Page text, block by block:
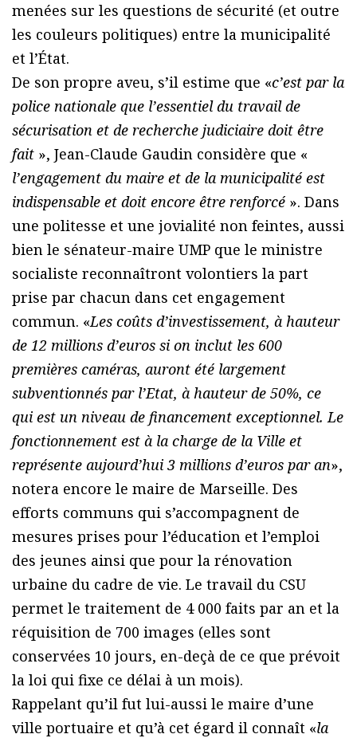
menées sur les questions de sécurité (et outre
les couleurs politiques) entre la municipalité
et l’État.
De son propre aveu, s’il estime que «c’est par la
police nationale que l’essentiel du travail de
sécurisation et de recherche judiciaire doit être
fait », Jean-Claude Gaudin considère que «
l’engagement du maire et de la municipalité est
indispensable et doit encore être renforcé ». Dans
une politesse et une jovialité non feintes, aussi
bien le sénateur-maire UMP que le ministre
socialiste reconnaîtront volontiers la part
prise par chacun dans cet engagement
commun. «Les coûts d’investissement, à hauteur
de 12 millions d’euros si on inclut les 600
premières caméras, auront été largement
subventionnés par l’Etat, à hauteur de 50%, ce
qui est un niveau de financement exceptionnel. Le
fonctionnement est à la charge de la Ville et
représente aujourd’hui 3 millions d’euros par an»,
notera encore le maire de Marseille. Des
efforts communs qui s’accompagnent de
mesures prises pour l’éducation et l’emploi
des jeunes ainsi que pour la rénovation
urbaine du cadre de vie. Le travail du CSU
permet le traitement de 4 000 faits par an et la
réquisition de 700 images (elles sont
conservées 10 jours, en-deçà de ce que prévoit
la loi qui fixe ce délai à un mois).
Rappelant qu’il fut lui-aussi le maire d’une
ville portuaire et qu’à cet égard il connaît «la